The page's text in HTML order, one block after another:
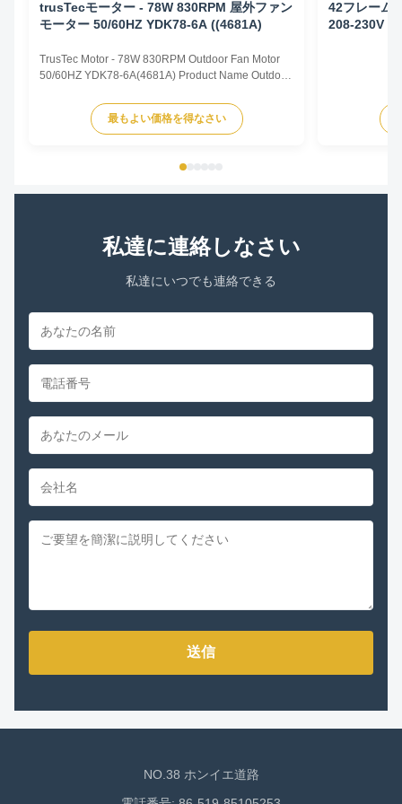
trusTecモーター - 78W 830RPM 屋外ファン
モーター 50/60HZ YDK78-6A ((4681A)
TrusTec Motor - 78W 830RPM Outdoor Fan Motor
50/60HZ YDK78-6A(4681A) Product Name Outdoor
Output Power 78W Pole 6P AMPS 0.83A Speed
900RPM Capacitor 6μF/370V Insulation Class
最もよい価格を得なさい
42フレーム
208-230V
私達に連絡しなさい
私達にいつでも連絡できる
送信
NO.38 ホンイエ道路